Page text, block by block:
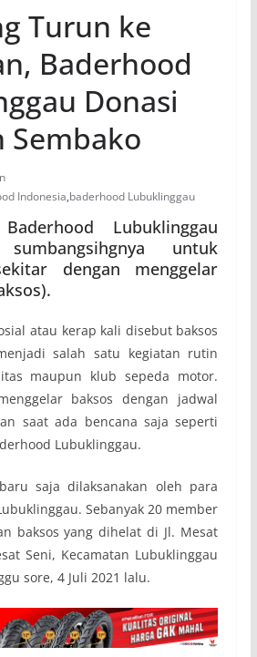
Turun ke
Baderhood
Donasi
Sembako
Indonesia,baderhood Lubuklinggau
Lubuklinggau
sumbangsihgnya untuk
dengan menggelar
atau kerap kali disebut baksos
salah satu kegiatan rutin
maupun klub sepeda motor.
baksos dengan jadwal
saat ada bencana saja seperti
Lubuklinggau.
saja dilaksanakan oleh para
Sebanyak 20 member
baksos yang dihelat di Jl. Mesat
Seni, Kecamatan Lubuklinggau
sore, 4 Juli 2021 lalu.